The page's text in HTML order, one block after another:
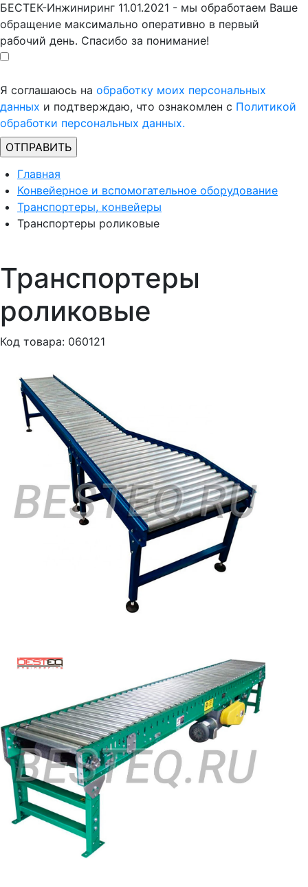
БЕСТЕК-Инжиниринг 11.01.2021 - мы обработаем Ваше
обращение максимально оперативно в первый
рабочий день. Спасибо за понимание!
Я соглашаюсь на обработку моих персональных
данных и подтверждаю, что ознакомлен с Политикой
обработки персональных данных.
Главная
Конвейерное и вспомогательное оборудование
Транспортеры, конвейеры
Транспортеры роликовые
Транспортеры
роликовые
Код товара: 060121